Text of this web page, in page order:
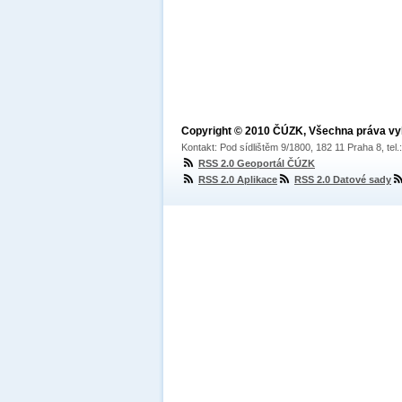
Copyright © 2010 ČÚZK, Všechna práva
Kontakt: Pod sídlištěm 9/1800, 182 11 Praha 8,
RSS 2.0 Geoportál ČÚZK
RSS 2.0 Aplikace
RSS 2.0 Datové sady